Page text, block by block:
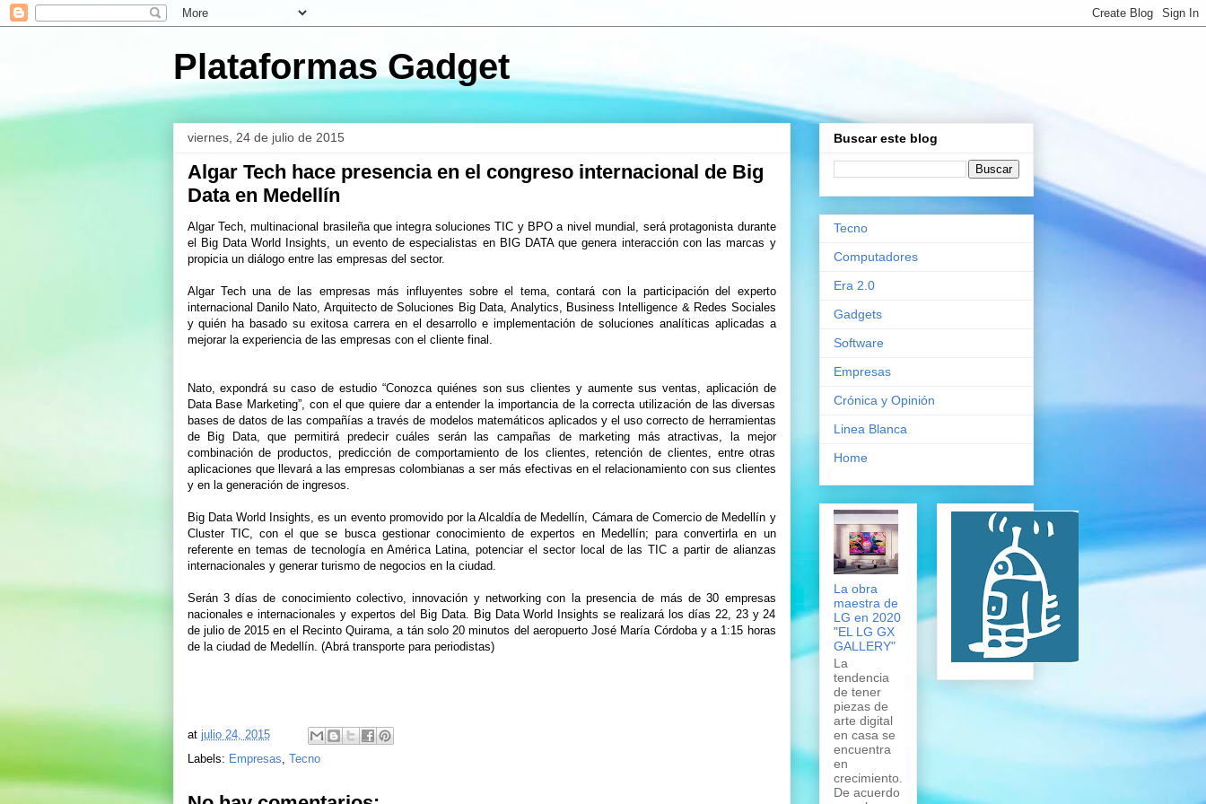
Plataformas Gadget
viernes, 24 de julio de 2015
Algar Tech hace presencia en el congreso internacional de Big
Data en Medellín
Algar Tech, multinacional brasileña que integra soluciones TIC y BPO a nivel mundial, será protagonista durante
el Big Data World Insights, un evento de especialistas en BIG DATA que genera interacción con las marcas y
propicia un diálogo entre las empresas del sector.
Algar Tech una de las empresas más influyentes sobre el tema, contará con la participación del experto
internacional Danilo Nato, Arquitecto de Soluciones Big Data, Analytics, Business Intelligence & Redes Sociales
y quién ha basado su exitosa carrera en el desarrollo e implementación de soluciones analíticas aplicadas a
mejorar la experiencia de las empresas con el cliente final.
Nato, expondrá su caso de estudio “Conozca quiénes son sus clientes y aumente sus ventas, aplicación de
Data Base Marketing”, con el que quiere dar a entender la importancia de la correcta utilización de las diversas
bases de datos de las compañías a través de modelos matemáticos aplicados y el uso correcto de herramientas
de Big Data, que permitirá predecir cuáles serán las campañas de marketing más atractivas, la mejor
combinación de productos, predicción de comportamiento de los clientes, retención de clientes, entre otras
aplicaciones que llevará a las empresas colombianas a ser más efectivas en el relacionamiento con sus clientes
y en la generación de ingresos.
Big Data World Insights, es un evento promovido por la Alcaldía de Medellín, Cámara de Comercio de Medellín y
Cluster TIC, con el que se busca gestionar conocimiento de expertos en Medellín; para convertirla en un
referente en temas de tecnología en América Latina, potenciar el sector local de las TIC a partir de alianzas
internacionales y generar turismo de negocios en la ciudad.
Serán 3 días de conocimiento colectivo, innovación y networking con la presencia de más de 30 empresas
nacionales e internacionales y expertos del Big Data. Big Data World Insights se realizará los días 22, 23 y 24
de julio de 2015 en el Recinto Quirama, a tán solo 20 minutos del aeropuerto José María Córdoba y a 1:15 horas
de la ciudad de Medellín. (Abrá transporte para periodistas)
at julio 24, 2015
Labels: Empresas, Tecno
Buscar este blog
Tecno
Computadores
Era 2.0
Gadgets
Software
Empresas
Crónica y Opinión
Linea Blanca
Home
La obra
maestra de
LG en 2020
"EL LG GX
GALLERY"
La
tendencia
de tener
piezas de
arte digital
en casa se
encuentra
en
crecimiento.
De acuerdo